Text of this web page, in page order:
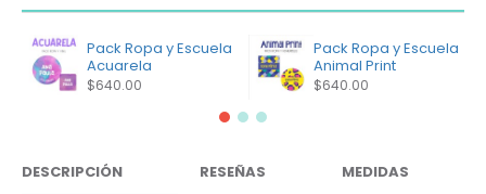
Pack Ropa y Escuela
Acuarela
$640.00
Pack Ropa y Escuela
Animal Print
$640.00
DESCRIPCIÓN RESEÑAS MEDIDAS